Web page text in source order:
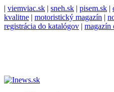
| viemviac.sk | sneh.sk | pisem.sk |
kvalitne | motoristický magazín |
registrácia do katalógov | magazín